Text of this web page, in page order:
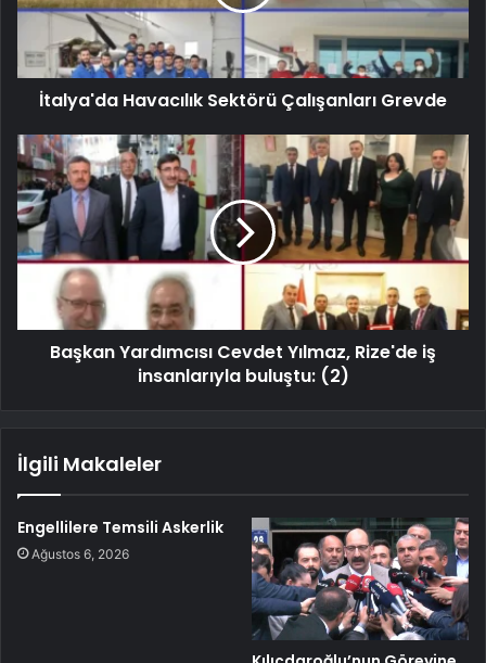
İtalya'da Havacılık Sektörü Çalışanları Grevde
Başkan Yardımcısı Cevdet Yılmaz, Rize'de iş
insanlarıyla buluştu: (2)
İlgili Makaleler
Engellilere Temsili Askerlik
Ağustos 6, 2026